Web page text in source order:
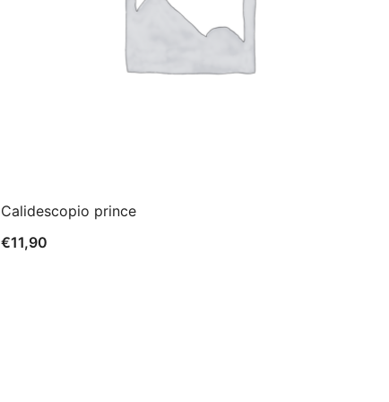
Calidescopio prince
€11,90